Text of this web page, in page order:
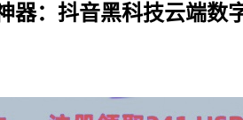
：抖音黑科技云端数